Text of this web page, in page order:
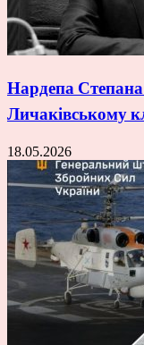
Нардепа
Личаківському
18.05.2026